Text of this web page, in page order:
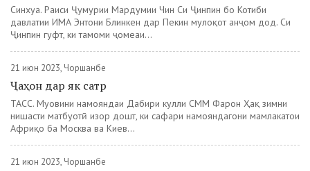
Синхуа. Раиси Ҷумҳурии Мардумии Чин Си Ҷинпин бо Котиби
давлатии ИМА Энтони Блинкен дар Пекин мулоқот анҷом дод. Си
Ҷинпин гуфт, ки тамоми ҷомеаи...
21 июн 2023, Чоршанбе
Ҷаҳон дар як сатр
ТАСС. Муовини намояндаи Дабири кулли СММ Фарҳон Ҳақ зимни
нишасти матбуотӣ изҳор дошт, ки сафари намояндагони мамлакатҳои
Африқо ба Москва ва Киев...
21 июн 2023, Чоршанбе